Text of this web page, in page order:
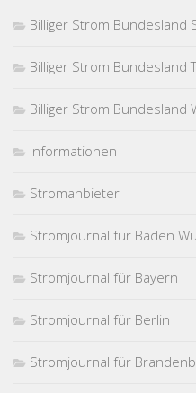
Billiger Strom Bundesland
Billiger Strom Bundesland
Billiger Strom Bundesland
Informationen
Stromanbieter
Stromjournal für Baden
Stromjournal für Bayern
Stromjournal für Berlin
Stromjournal für